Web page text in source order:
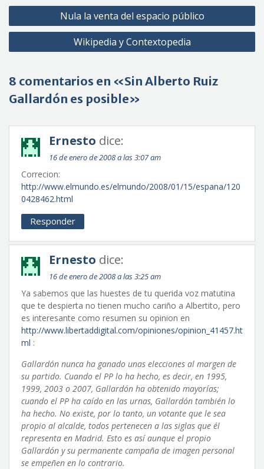
Navegación
de
Nula la venta del espacio público
Wikipedia y Contextopedia
8 comentarios en «Sin Alberto Ruiz
Gallardón es posible»
Ernesto dice:
16 de enero de 2008 a las 3:07 am
Correcion:
http://www.elmundo.es/elmundo/2008/01/15/espana/120
0428462.html
Responder
Ernesto dice:
16 de enero de 2008 a las 3:25 am
Ya sabemos que las huestes de tu querida voz matutina
que te despierta no tienen mucho cariño a Albertito, pero
es interesante como resumen su opinion en
http://www.libertaddigital.com/opiniones/opinion_41457.ht
ml :
Gallardón nunca ha ganado unas elecciones al margen de
su partido. Cuando el PP lo ha hecho, es decir, en 1995,
1999, 2003 o 2007, Gallardón ha obtenido mayorías;
cuando el PP ha caído en las urnas, Gallardón también lo
ha hecho. No existe, por lo tanto, un votante que le sea
propio al alcalde, todos pertenecen a las siglas que él
representa en Madrid. Esto es así aunque el propio
Gallardón y su permanente campaña de imagen personal
se empeñen en lo contrario.